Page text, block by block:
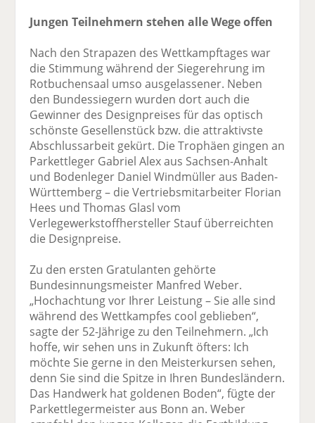
Jungen Teilnehmern stehen alle Wege offen
Nach den Strapazen des Wettkampftages war
die Stimmung während der Siegerehrung im
Rotbuchensaal umso ausgelassener. Neben
den Bundessiegern wurden dort auch die
Gewinner des Designpreises für das optisch
schönste Gesellenstück bzw. die attraktivste
Abschlussarbeit gekürt. Die Trophäen gingen an
Parkettleger Gabriel Alex aus Sachsen-Anhalt
und Bodenleger Daniel Windmüller aus Baden-
Württemberg – die Vertriebsmitarbeiter Florian
Hees und Thomas Glasl vom
Verlegewerkstoffhersteller Stauf überreichten
die Designpreise.
Zu den ersten Gratulanten gehörte
Bundesinnungsmeister Manfred Weber.
„Hochachtung vor Ihrer Leistung – Sie alle sind
während des Wettkampfes cool geblieben“,
sagte der 52-Jährige zu den Teilnehmern. „Ich
hoffe, wir sehen uns in Zukunft öfters: Ich
möchte Sie gerne in den Meisterkursen sehen,
denn Sie sind die Spitze in Ihren Bundesländern.
Das Handwerk hat goldenen Boden“, fügte der
Parkettlegermeister aus Bonn an. Weber